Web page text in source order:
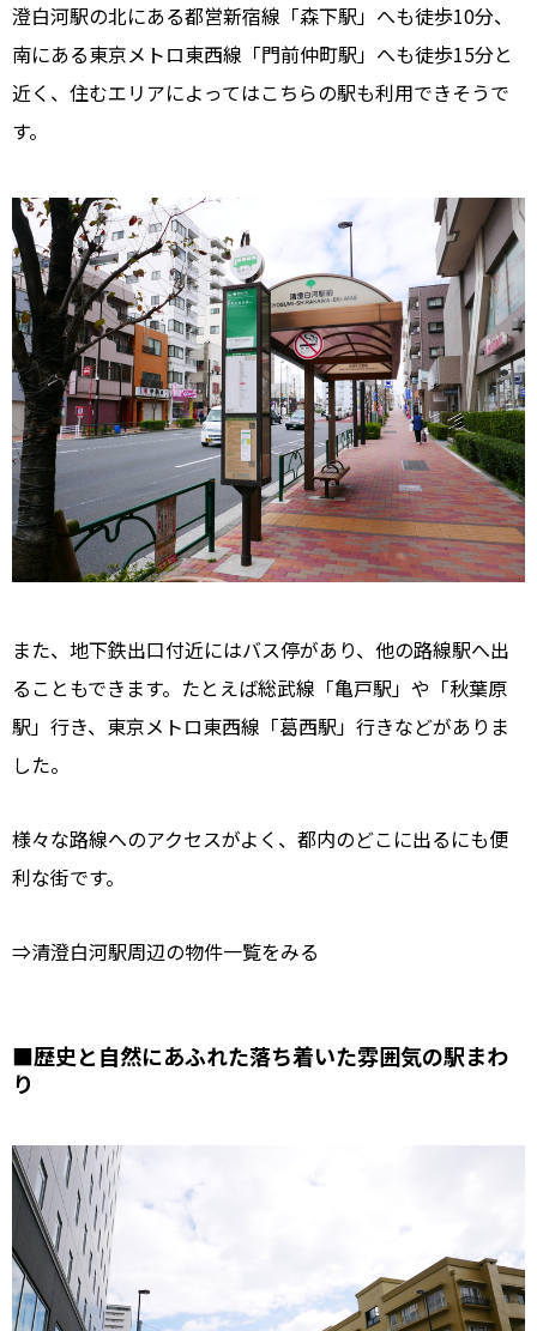
澄白河駅の北にある都営新宿線「森下駅」へも徒歩10分、
南にある東京メトロ東西線「門前仲町駅」へも徒歩15分と
近く、住むエリアによってはこちらの駅も利用できそうで
す。
また、地下鉄出口付近にはバス停があり、他の路線駅へ出
ることもできます。たとえば総武線「亀戸駅」や「秋葉原
駅」行き、東京メトロ東西線「葛西駅」行きなどがありま
した。
様々な路線へのアクセスがよく、都内のどこに出るにも便
利な街です。
⇒清澄白河駅周辺の物件一覧をみる
■歴史と自然にあふれた落ち着いた雰囲気の駅まわ
り